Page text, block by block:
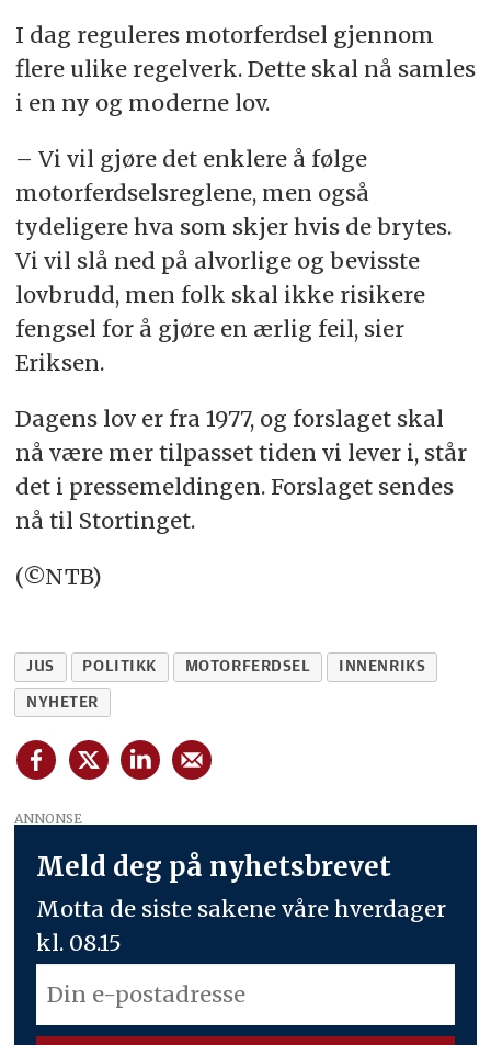
I dag reguleres motorferdsel gjennom
flere ulike regelverk. Dette skal nå samles
i en ny og moderne lov.
– Vi vil gjøre det enklere å følge
motorferdselsreglene, men også
tydeligere hva som skjer hvis de brytes.
Vi vil slå ned på alvorlige og bevisste
lovbrudd, men folk skal ikke risikere
fengsel for å gjøre en ærlig feil, sier
Eriksen.
Dagens lov er fra 1977, og forslaget skal
nå være mer tilpasset tiden vi lever i, står
det i pressemeldingen. Forslaget sendes
nå til Stortinget.
(©NTB)
JUS POLITIKK MOTORFERDSEL INNENRIKS
NYHETER
ANNONSE
Meld deg på nyhetsbrevet
Motta de siste sakene våre hverdager
kl. 08.15